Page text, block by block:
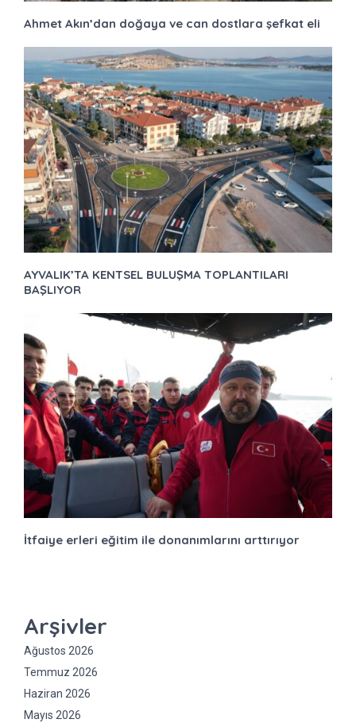
Ahmet Akın’dan doğaya ve can dostlara şefkat eli
AYVALIK’TA KENTSEL BULUŞMA TOPLANTILARI
BAŞLIYOR
İtfaiye erleri eğitim ile donanımlarını arttırıyor
Arşivler
Ağustos 2026
Temmuz 2026
Haziran 2026
Mayıs 2026